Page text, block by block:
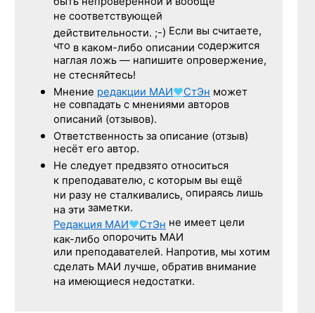
не соответствующей
действительности. ;-) Если вы считаете,
что в каком-либо описании содержится
наглая ложь — напишите опровержение,
не стесняйтесь!
Мнение редакции МАИ♥СтЭн может
не совпадать с мнениями авторов
описаний (отзывов).
Ответственность за описание (отзыв)
несёт его автор.
Не следует предвзято относиться
к преподавателю, с которым вы ещё
ни разу не сталкивались, опираясь лишь
на эти заметки.
Редакция МАИ♥СтЭн не имеет цели
как-либо опорочить МАИ
или преподавателей. Напротив, мы хотим
сделать МАИ лучше, обратив внимание
на имеющиеся недостатки.